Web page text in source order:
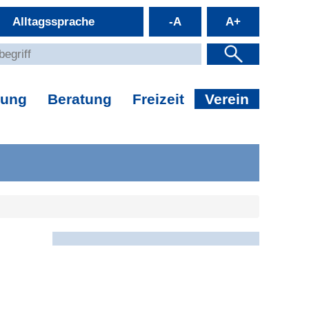
-A A+
Alltagssprache
Beratung Freizeit Verein